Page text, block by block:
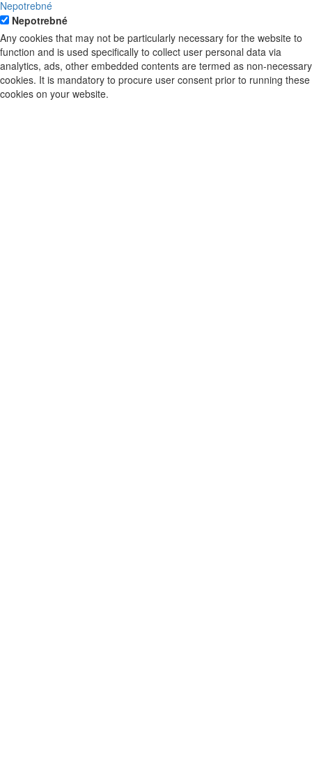
Nepotrebné
Nepotrebné
Any cookies that may not be particularly necessary for the website to
function and is used specifically to collect user personal data via
analytics, ads, other embedded contents are termed as non-necessary
cookies. It is mandatory to procure user consent prior to running these
cookies on your website.